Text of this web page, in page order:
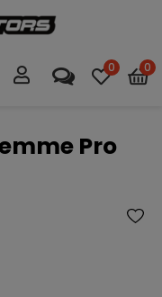
0 0
Pro